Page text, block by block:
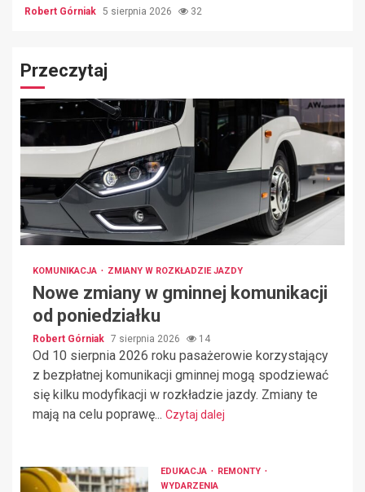
Robert Górniak 5 sierpnia 2026 32
Przeczytaj
KOMUNIKACJA ZMIANY W ROZKŁADZIE JAZDY
Nowe zmiany w gminnej komunikacji
od poniedziałku
Robert Górniak 7 sierpnia 2026 14
Od 10 sierpnia 2026 roku pasażerowie korzystający
z bezpłatnej komunikacji gminnej mogą spodziewać
się kilku modyfikacji w rozkładzie jazdy. Zmiany te
mają na celu poprawę... Czytaj dalej
EDUKACJA
REMONTY
WYDARZENIA